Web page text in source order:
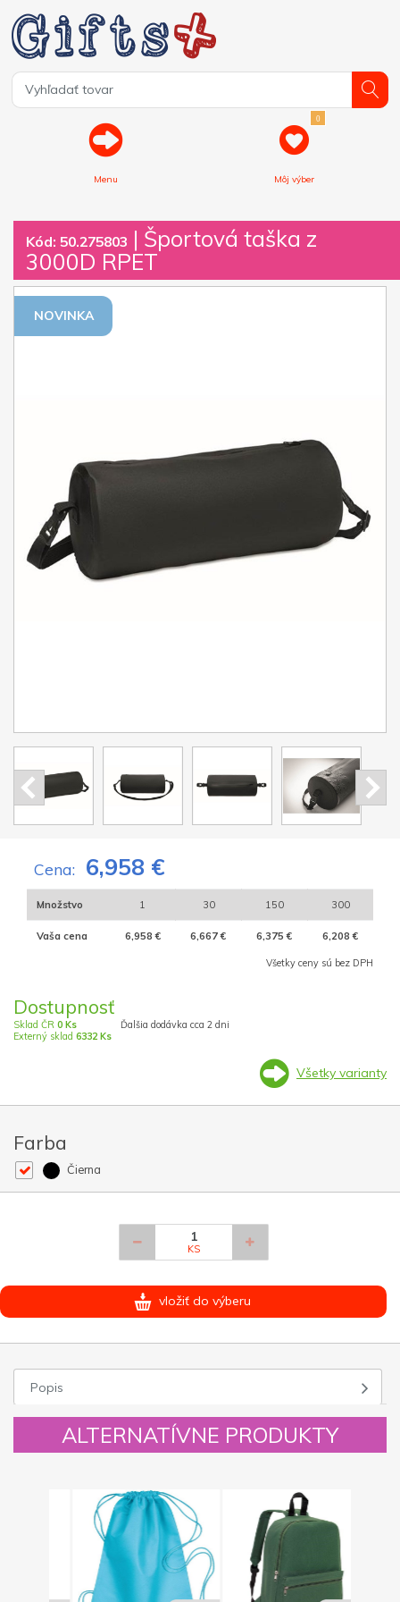
Menu
0
Môj výber
Kód: 50.275803 | Športová taška z
3000D RPET
NOVINKA
Cena: 6,958 €
Množstvo 1 30 150 300
Vaša cena 6,958 € 6,667 € 6,375 € 6,208 €
Všetky ceny sú bez DPH
Dostupnosť
Sklad ČR 0 Ks
Externý sklad 6332 Ks
Ďalšia dodávka cca 2 dni
Všetky varianty
Farba
Čierna
KS
vložiť do výberu
Popis
ALTERNATÍVNE PRODUKTY